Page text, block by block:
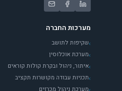
מערכות החברה
›שקיפות לתושב
›מערכת אוכלוסין
›איתור, ניהול ובקרת קולות קוראים
›תכניות עבודה מקושרות תקציב
מערכת ניהול מכרזים